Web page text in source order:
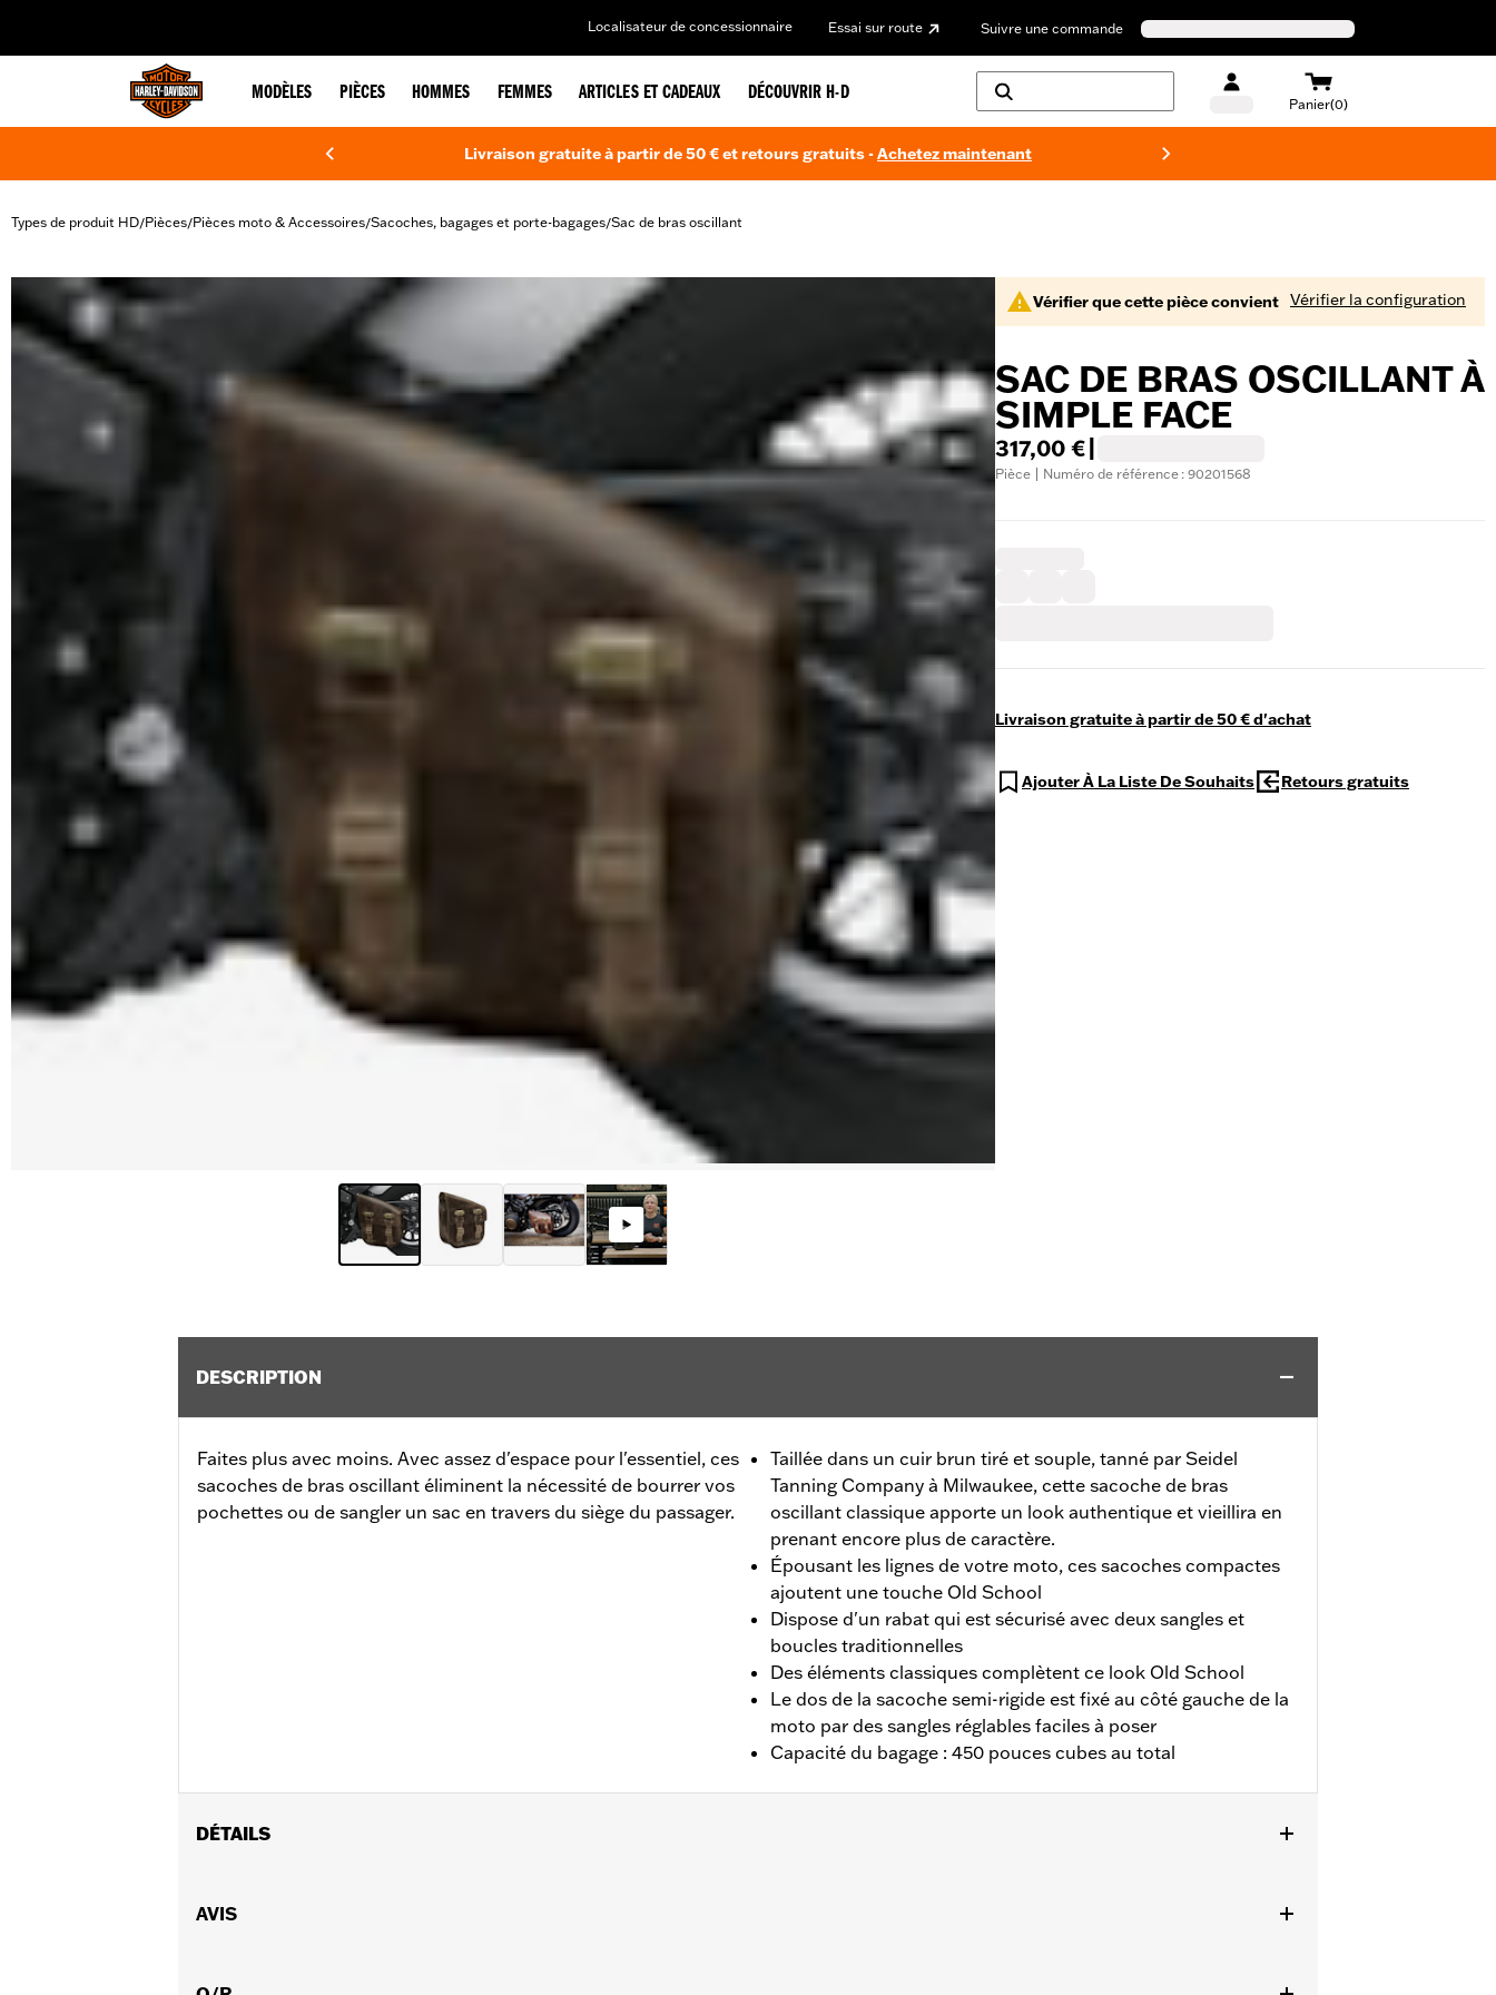
Localisateur de concessionnaire Essai sur route Suivre une commande
MODÈLES PIÈCES HOMMES FEMMES ARTICLES ET CADEAUX DÉCOUVRIR H-D
Panier(0)
Livraison gratuite à partir de 50 € et retours gratuits -Achetez maintenant
Types de produit HD/Pièces/Pièces moto & Accessoires/Sacoches, bagages et porte-bagages/Sac de bras oscillant
Vérifier que cette pièce convient Vérifier la configuration
SAC DE BRAS OSCILLANT À
SIMPLE FACE
317,00 €
Pièce | Numéro de référence : 90201568
Livraison gratuite à partir de 50 € d'achat
Ajouter À La Liste De Souhaits Retours gratuits
DESCRIPTION
Faites plus avec moins. Avec assez d'espace pour l'essentiel, ces
sacoches de bras oscillant éliminent la nécessité de bourrer vos
pochettes ou de sangler un sac en travers du siège du passager.
Taillée dans un cuir brun tiré et souple, tanné par Seidel
Tanning Company à Milwaukee, cette sacoche de bras
oscillant classique apporte un look authentique et vieillira en
prenant encore plus de caractère.
Épousant les lignes de votre moto, ces sacoches compactes
ajoutent une touche Old School
Dispose d'un rabat qui est sécurisé avec deux sangles et
boucles traditionnelles
Des éléments classiques complètent ce look Old School
Le dos de la sacoche semi-rigide est fixé au côté gauche de la
moto par des sangles réglables faciles à poser
Capacité du bagage : 450 pouces cubes au total
DÉTAILS
modèles équipés de cache-axe de roue arrière, d'une boîte à outils côté gauche, de marchepieds passager, de cache-bras oscillant
AVIS